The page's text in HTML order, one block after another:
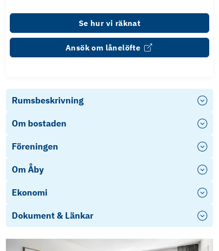
Se hur vi räknat
Ansök om lånelöfte
Rumsbeskrivning
Om bostaden
Föreningen
Om Åby
Ekonomi
Dokument & Länkar
Energideklaration Skrittgatan 1A-B & Södra